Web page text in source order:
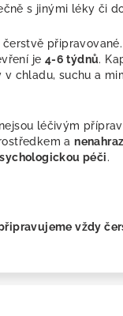
s jinými léky či
čerstvě
je 4-6 týdnů.
v chladu, suchu a
léčivým
a
péči.
vždy